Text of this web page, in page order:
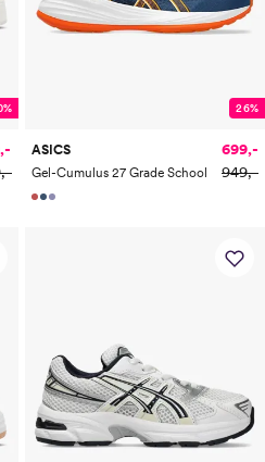
26%
ASICS
Gel-Cumulus 27 Grade School
699,-
949,-